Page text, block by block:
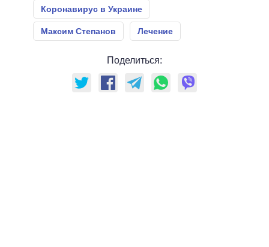
Коронавирус в Украине
Максим Степанов Лечение
Поделиться: